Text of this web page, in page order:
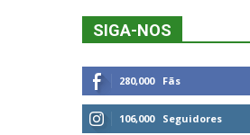
SIGA-NOS
280,000 Fãs
106,000 Seguidores